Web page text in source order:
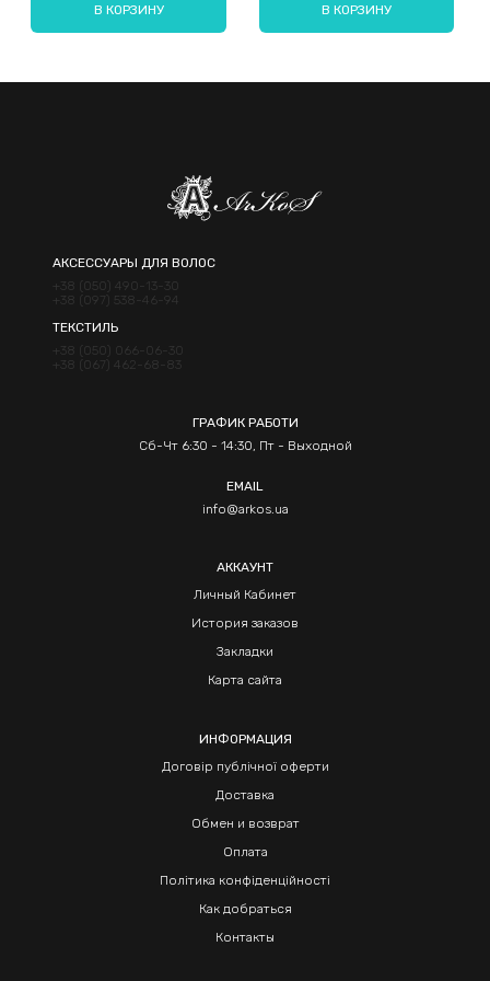
В КОРЗИНУ В КОРЗИНУ
АКСЕССУАРЫ ДЛЯ ВОЛОС
+38 (050) 490-13-30
+38 (097) 538-46-94
ТЕКСТИЛЬ
+38 (050) 066-06-30
+38 (067) 462-68-83
ГРАФИК РАБОТИ
Сб-Чт 6:30 - 14:30, Пт - Выходной
EMAIL
info@arkos.ua
АККАУНТ
Личный Кабинет
История заказов
Закладки
Карта сайта
ИНФОРМАЦИЯ
Договір публічної оферти
Доставка
Обмен и возврат
Оплата
Політика конфіденційності
Как добраться
Контакты